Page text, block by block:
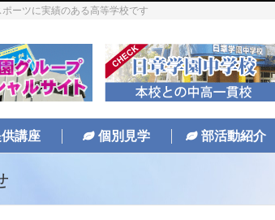
ーツに実績のある高等学校です
講座 個別見学 部活動紹介